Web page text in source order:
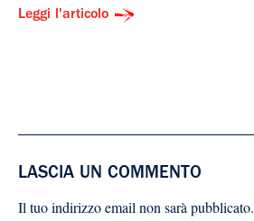
Leggi l'articolo
LASCIA UN COMMENTO
Il tuo indirizzo email non sarà pubblicato.